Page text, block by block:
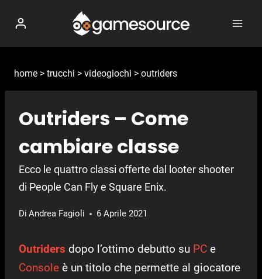
contenuto
home > trucchi > videogiochi > outriders
Outriders – Come
cambiare classe
Ecco le quattro classi offerte dal looter shooter
di People Can Fly e Square Enix.
Di Andrea Fagioli 6 Aprile 2021
Outriders dopo l’ottimo debutto su PC e
Console è un titolo che permette al giocatore